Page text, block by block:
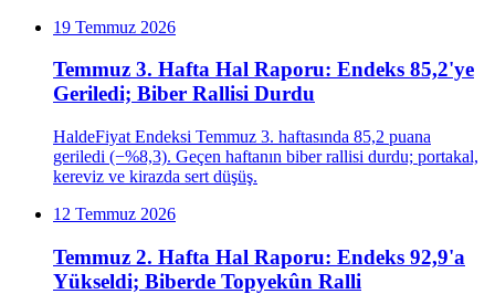
19 Temmuz 2026
Temmuz 3. Hafta Hal Raporu: Endeks 85,2'ye
Geriledi; Biber Rallisi Durdu
HaldeFiyat Endeksi Temmuz 3. haftasında 85,2 puana
geriledi (−%8,3). Geçen haftanın biber rallisi durdu; portakal,
kereviz ve kirazda sert düşüş.
12 Temmuz 2026
Temmuz 2. Hafta Hal Raporu: Endeks 92,9'a
Yükseldi; Biberde Topyekûn Ralli